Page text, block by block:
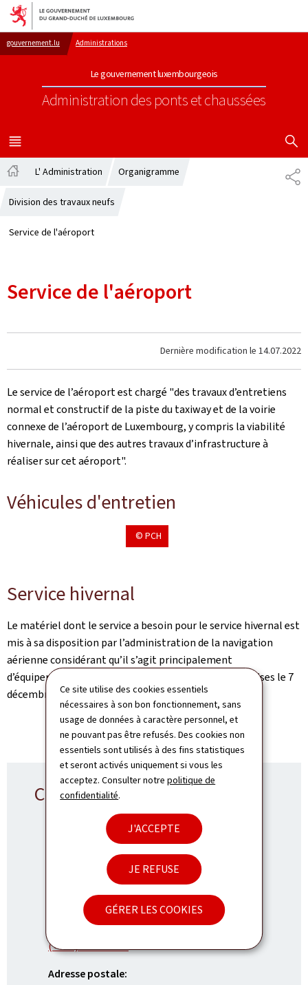
Ce site utilise des cookies essentiels
nécessaires à son bon fonctionnement, sans
usage de données à caractère personnel, et
ne pouvant pas être refusés. Des cookies non
essentiels sont utilisés à des fins statistiques
et seront activés uniquement si vous les
acceptez. Consulter notrepolitique de
confidentialité.
J'ACCEPTE
JE REFUSE
GÉRER LES COOKIES
Aller au menu principal
Aller au contenu
gouvernement.lu Administrations
Le gouvernement luxembourgeois
Administration des ponts et chaussées
MENU
PRINCIPAL
L' Administration Organigramme
Division des travaux neufs
Service de l'aéroport
Service de l'aéroport
Dernière modification le 14.07.2022
Le service de l’aéroport est chargé "des travaux d’entretiens
normal et constructif de la piste du taxiway et de la voirie
connexe de l’aéroport de Luxembourg, y compris la viabilité
hivernale, ainsi que des autres travaux d’infrastructure à
réaliser sur cet aéroport".
Véhicules d'entretien
© PCH
Service hivernal
Le matériel dont le service a besoin pour le service hivernal est
mis à sa disposition par l’administration de la navigation
aérienne considérant qu’il s’agit principalement
d’équipements aéroportuaires spécifiques (Photos prises le 7
décembre 2012).
© PCH
Contact Aéroport
Service de l'aéroport
ADRESSE
12, route de Trèves2632Findel
Luxembourg
(+352) 2846-5901
Adresse postale: